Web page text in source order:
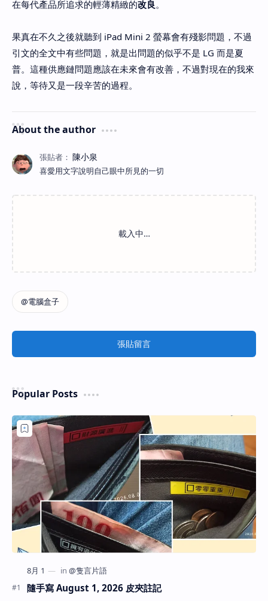
在每代產品所追求的輕薄精緻的改良。
果真在不久之後就聽到 iPad Mini 2 螢幕會有殘影問題，不過
引文的全文中有些問題，就是出問題的似乎不是 LG 而是夏
普。這種供應鏈問題應該在未來會有改善，不過對現在的我來
說，等待又是一段辛苦的過程。
About the author
喜愛用文字說明自己眼中所見的一切
張貼留言
Popular Posts
隨手寫 August 1, 2026 皮夾註記